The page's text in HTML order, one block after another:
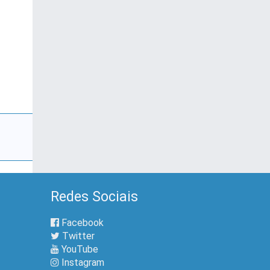
Redes Sociais
Facebook
Twitter
YouTube
Instagram